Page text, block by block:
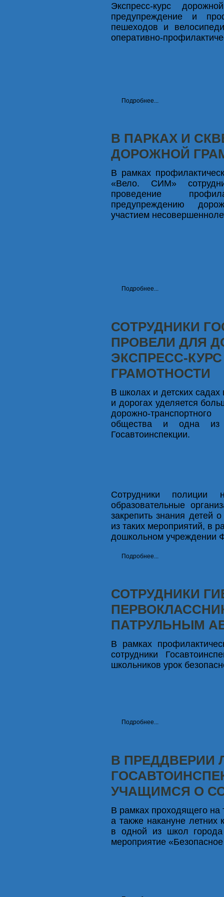
Экспресс-курс
предупреждение и
пешеходов и
оперативно-
Подробнее...
В ПАРКАХ И
ДОРОЖНОЙ
В рамках
«Вело. СИМ»
проведение
предупреждению
участием
Подробнее...
СОТРУДНИКИ
ПРОВЕЛИ ДЛЯ
ЭКСПРЕСС-
ГРАМОТНОСТИ
В школах и детских садах
и дорогах уделяется
дорожно-
общества и одна из
Госавтоинспекции.
Сотрудники полиции
образовательные
закрепить знания детей
из таких мероприятий, в
дошкольном учреждении
Подробнее...
СОТРУДНИКИ
ПАТРУЛЬНЫМ
В рамках
сотрудники
школьников урок
Подробнее...
В ПРЕДДВЕРИИ
УЧАЩИМСЯ О
В рамках проходящего
а также накануне летних
в одной из школ города
мероприятие